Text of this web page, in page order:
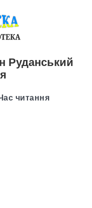
Руданський
читання